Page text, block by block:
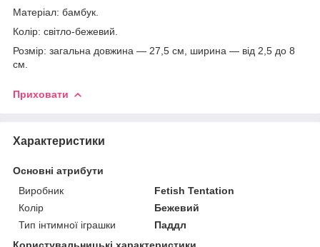
Матеріал: бамбук.
Колір: світло-бежевий.
Розмір: загальна довжина — 27,5 см, ширина — від 2,5 до 8
см.
Приховати
Характеристики
Основні атрибути
Виробник
Fetish Tentation
Колір
Бежевий
Тип інтимної іграшки
Паддл
Користувальницькі характеристики